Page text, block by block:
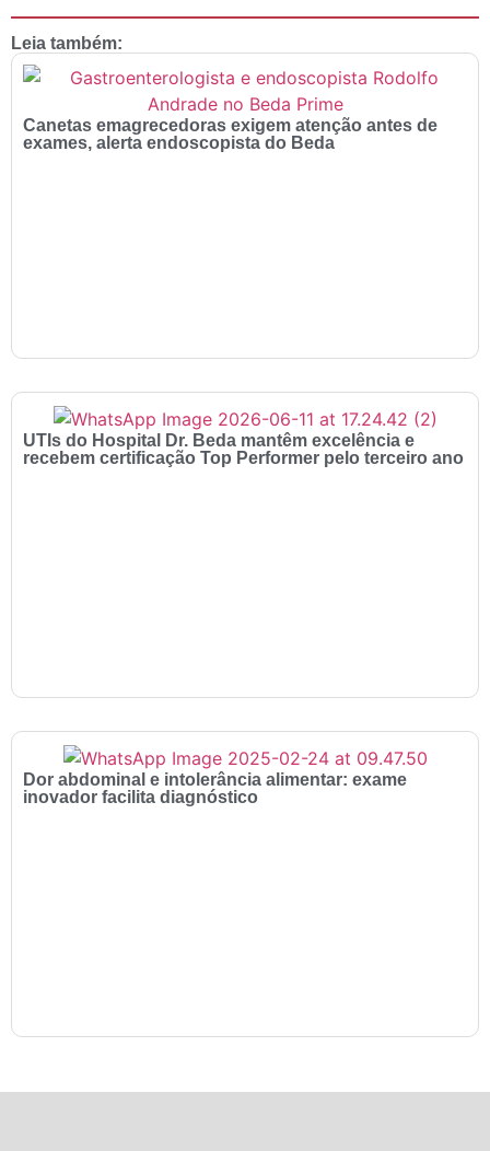
Leia também:
Canetas emagrecedoras exigem atenção antes de
exames, alerta endoscopista do Beda
UTIs do Hospital Dr. Beda mantêm excelência e
recebem certificação Top Performer pelo terceiro ano
Dor abdominal e intolerância alimentar: exame
inovador facilita diagnóstico